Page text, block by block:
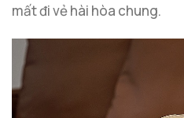
mất đi vẻ hài hòa chung.